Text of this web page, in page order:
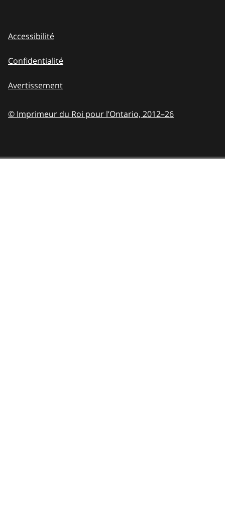
Accessibilité
Confidentialité
Avertissement
© Imprimeur du Roi pour l’Ontario, 2012–26